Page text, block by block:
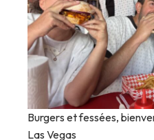
Burgers et fessées,
Las Vegas